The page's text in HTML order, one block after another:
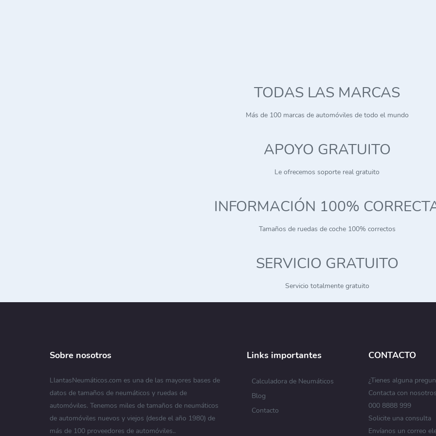
TODAS LAS MARCAS
Más de 100 marcas de automóviles de todo el mundo
APOYO GRATUITO
Le ofrecemos soporte real gratuito
INFORMACIÓN 100%
Tamaños de ruedas de coche 100% correctos
SERVICIO GRATUITO
Servicio totalmente gratuito
Sobre nosotros
LlantasNeumáticos.com es una de las mayores bases de
datos de tamaños de neumáticos y ruedas de
automóviles. Tenemos miles de tamaños de neumáticos
de automóviles nuevos y viejos (desde el año 1980) de
más de 100 proveedores de automóviles..
Links importantes
Calculadora de Neumáticos
Blog
Contacto
CONTACTO
¿Tienes alguna
Contacta con
000 8888 999
Solicite una consulta
Envíanos un correo